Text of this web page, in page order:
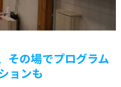
その場でプログラム
ョンも